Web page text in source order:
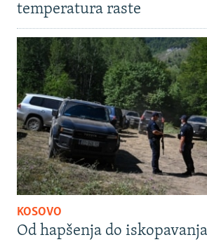
temperatura raste
KOSOVO
Od hapšenja do